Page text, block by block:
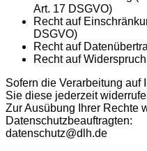
Art. 17 DSGVO)
Recht auf
DSGVO)
Recht auf
Recht auf
Sofern die Verarbeitung auf
Sie diese jederzeit
Zur Ausübung Ihrer Rechte
Datenschutzbeauftragten:
datenschutz@dlh.de